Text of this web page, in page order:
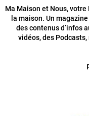
Ma Maison et Nous,
la maison. Un
des contenus d’infos
vidéos, des Podcasts,